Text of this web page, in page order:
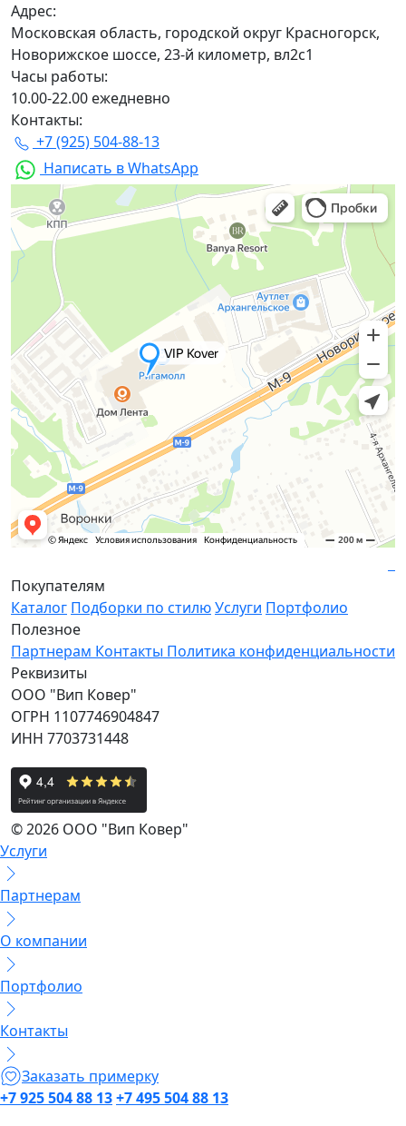
Адрес:
Московская область, городской округ Красногорск,
Новорижское шоссе, 23-й километр, вл2с1
Часы работы:
10.00-22.00 ежедневно
Контакты:
+7 (925) 504-88-13
Написать в WhatsApp
Покупателям
Каталог Подборки по стилюУслуги Портфолио
Полезное
Партнерам Контакты Политика конфиденциальности
Реквизиты
ООО "Вип Ковер"
ОГРН 1107746904847
ИНН 7703731448
© 2026 ООО "Вип Ковер"
Услуги
Партнерам
О компании
Портфолио
Контакты
Заказать примерку
+7 925 504 88 13+7 495 504 88 13